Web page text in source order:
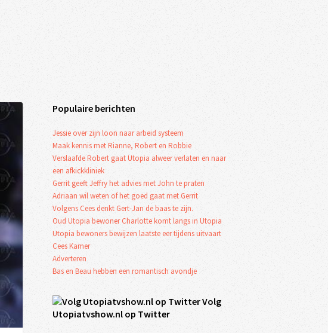
Populaire berichten
Jessie over zijn loon naar arbeid systeem
Maak kennis met Rianne, Robert en Robbie
Verslaafde Robert gaat Utopia alweer verlaten en naar
een afkickkliniek
Gerrit geeft Jeffry het advies met John te praten
Adriaan wil weten of het goed gaat met Gerrit
Volgens Cees denkt Gert-Jan de baas te zijn.
Oud Utopia bewoner Charlotte komt langs in Utopia
Utopia bewoners bewijzen laatste eer tijdens uitvaart
Cees Kamer
Adverteren
Bas en Beau hebben een romantisch avondje
Volg
Utopiatvshow.nl op Twitter